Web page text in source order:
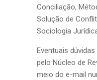
Conciliação,
Solução de
Sociologia
Eventuais
pelo Núcleo de
meio do e-mail